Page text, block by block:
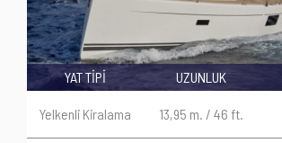
YAT TİPİ
Yelkenli Kiralama
UZUNLUK
13,95 m. / 46 ft.